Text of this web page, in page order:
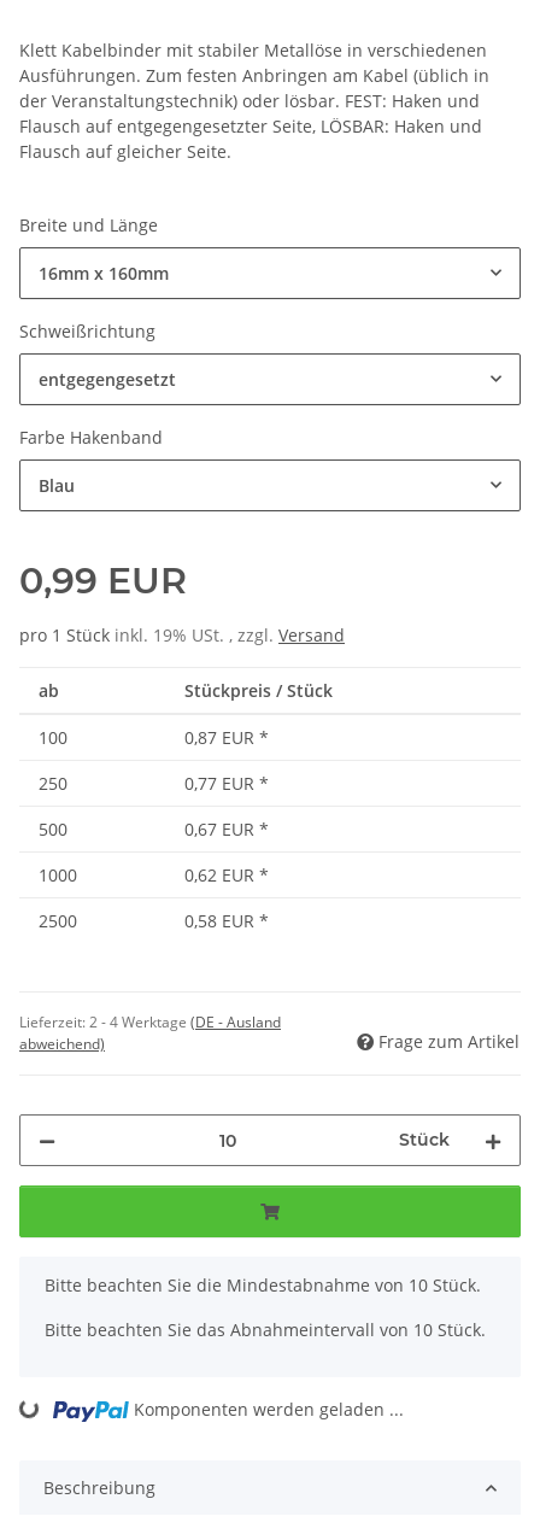
Klett Kabelbinder mit stabiler Metallöse in verschiedenen
Ausführungen. Zum festen Anbringen am Kabel (üblich in
der Veranstaltungstechnik) oder lösbar. FEST: Haken und
Flausch auf entgegengesetzter Seite, LÖSBAR: Haken und
Flausch auf gleicher Seite.
Breite und Länge
16mm x 160mm
Schweißrichtung
entgegengesetzt
Farbe Hakenband
Blau
0,99 EUR
pro 1 Stück inkl. 19% USt. , zzgl. Versand
ab Stückpreis / Stück
100 0,87 EUR *
250
0,77 EUR *
500
0,67 EUR *
1000
0,62 EUR *
2500
0,58 EUR *
Lieferzeit:2 - 4 Werktage (DE - Ausland
abweichend)
Frage zum Artikel
Stück
x
Bitte beachten Sie die Mindestabnahme von 10 Stück.
Bitte beachten Sie das Abnahmeintervall von 10 Stück.
Loading... Komponenten werden geladen ...
Beschreibung